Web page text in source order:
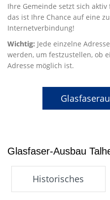
Ihre Gemeinde setzt sich
das ist Ihre Chance auf eine
Internetverbindung!
Wichtig: Jede einzelne
werden, um festzustellen, ob
Adresse möglich ist.
Glasfaser-Ausbau
Historisches